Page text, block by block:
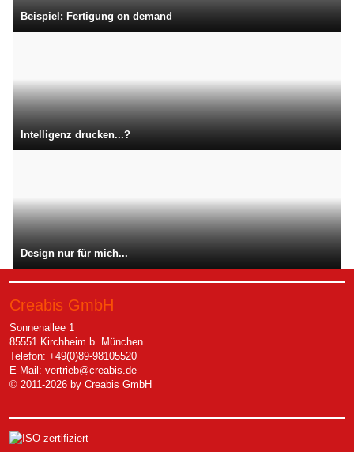
Beispiel: Fertigung on demand
Intelligenz drucken...?
Design nur für mich...
Creabis GmbH
Sonnenallee 1
85551 Kirchheim b. München
Telefon: +49(0)89-98105520
E-Mail: vertrieb@creabis.de
© 2011-2026 by Creabis GmbH